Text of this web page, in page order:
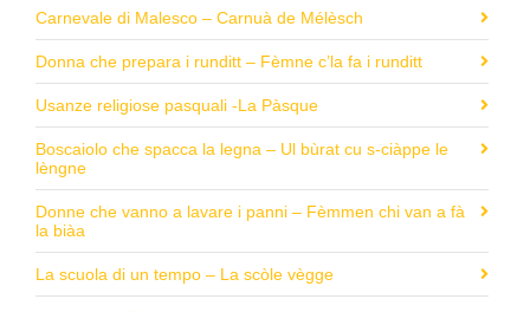
Carnevale di Malesco – Carnuà de Mélèsch
Donna che prepara i runditt – Fèmne c’la fa i runditt
Usanze religiose pasquali -La Pàsque
Boscaiolo che spacca la legna – Ul bùrat cu s-ciàppe le
lèngne
Donne che vanno a lavare i panni – Fèmmen chi van a fà
la biàa
La scuola di un tempo – La scòle vègge